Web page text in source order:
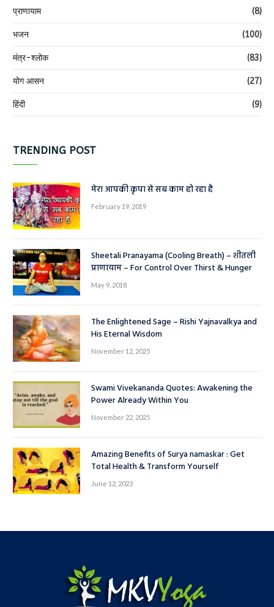
प्राणायाम (8)
भजन (100)
मंत्र-श्लोक (83)
योग आसन (27)
हिंदी (9)
TRENDING POST
मेरा आपकी कृपा से सब काम हो रहा है
February 19, 2019
Sheetali Pranayama (Cooling Breath) – शीतली
प्राणायाम – For Control Over Thirst & Hunger
May 9, 2018
The Enlightened Sage – Rishi Yajnavalkya and
His Eternal Wisdom
November 12, 2025
Swami Vivekananda Quotes: Awakening the
Power Already Within You
November 22, 2025
Amazing Benefits of Surya namaskar : Get
Total Health & Transform Yourself
June 12, 2023